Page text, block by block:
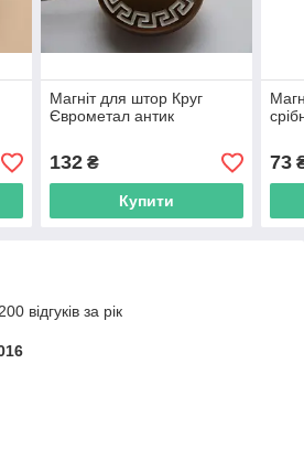
Магніт для штор Круг
Єврометал антик
132₴
Купити
73
відгуків за рік